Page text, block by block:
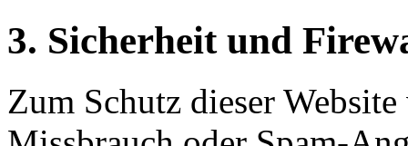
3. Sicherheit und
Zum Schutz dieser